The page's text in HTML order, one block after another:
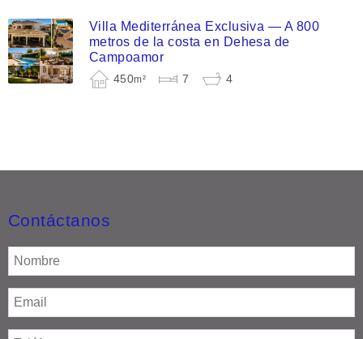
Villa Mediterránea Exclusiva — A 800
metros de la costa en Dehesa de
Campoamor
450m² 7 4
Contáctanos